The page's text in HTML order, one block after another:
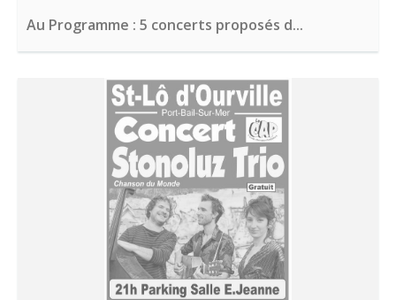
Au Programme : 5 concerts proposés d...